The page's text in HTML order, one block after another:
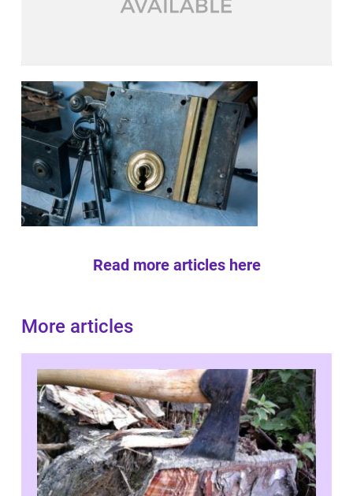
Read more articles here
More articles